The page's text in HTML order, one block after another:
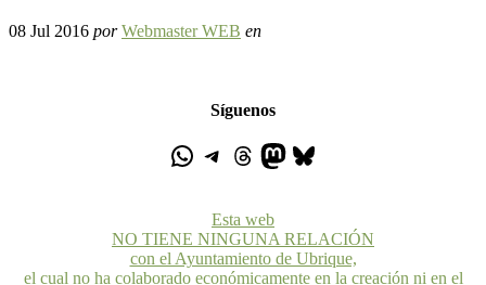
08 Jul 2016 por Webmaster WEB en
Síguenos
Esta web
NO TIENE NINGUNA RELACIÓN
con el Ayuntamiento de Ubrique,
el cual no ha colaborado económicamente en la creación ni en el